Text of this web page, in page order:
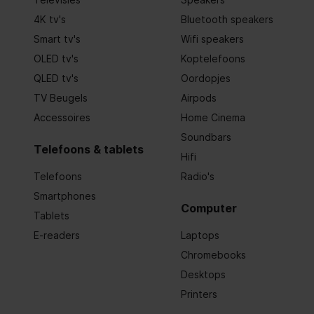
Totale uitgangsvermogen
Vermogen zonnepaneel
Voltage zonnepaneel
Netwerk
Wifi
Inputs
USB-connectortype
4K tv's
Smart tv's
OLED tv's
QLED tv's
TV Beugels
Accessoires
Telefoons & tablets
Telefoons
Smartphones
Tablets
E-readers
Bluetooth speakers
Wifi speakers
Koptelefoons
Oordopjes
Airpods
Home Cinema
Soundbars
Hifi
Radio's
Computer
Laptops
Chromebooks
Desktops
Printers